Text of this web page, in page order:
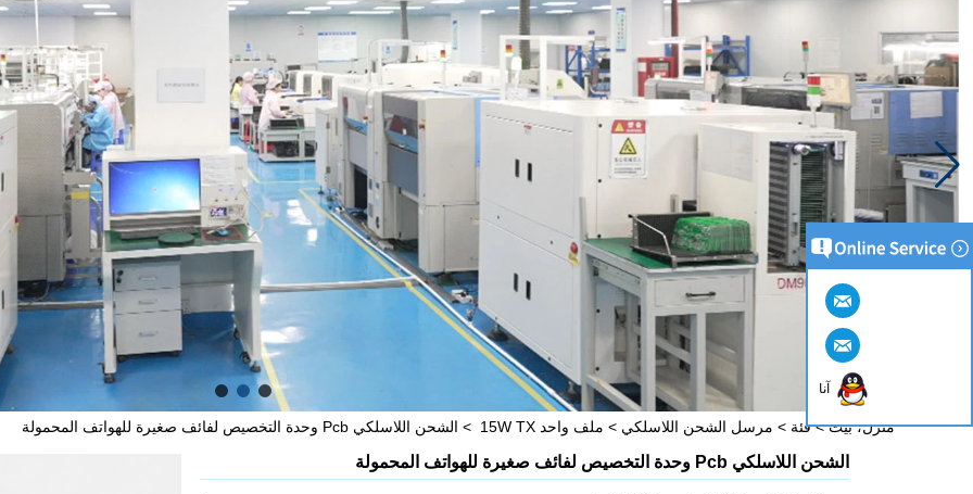
منزل، بيت>فئة > مرسل الشحن اللاسلكي > ملف واحد 15W TX > الشحن اللاسلكي Pcb وحدة التخصيص لفائف صغيرة للهواتف المحمولة
الشحن اللاسلكي Pcb وحدة التخصيص لفائف صغيرة للهواتف المحمولة
آنا